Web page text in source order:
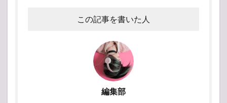
この記事を書いた人
編集部